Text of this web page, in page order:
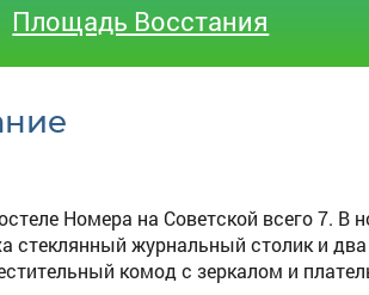
Площадь Восстания
Номера на Советской всего 7. В
стеклянный журнальный столик и
комод с зеркалом и